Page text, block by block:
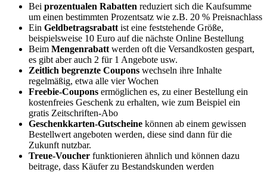
Bei prozentualen Rabatten reduziert sich die Kaufsumme
um einen bestimmten Prozentsatz wie z.B. 20 % Preisnachlass
Ein Geldbetragsrabatt ist eine feststehende Größe,
beispielsweise 10 Euro auf die nächste Online Bestellung
Beim Mengenrabatt werden oft die Versandkosten gespart,
es gibt aber auch 2 für 1 Angebote usw.
Zeitlich begrenzte Coupons wechseln ihre Inhalte
regelmäßig, etwa alle vier Wochen
Freebie-Coupons ermöglichen es, zu einer Bestellung ein
kostenfreies Geschenk zu erhalten, wie zum Beispiel ein
gratis Zeitschriften-Abo
Geschenkkarten-Gutscheine können ab einem gewissen
Bestellwert angeboten werden, diese sind dann für die
Zukunft nutzbar.
Treue-Voucher funktionieren ähnlich und können dazu
beitrage, dass Käufer zu Bestandskunden werden